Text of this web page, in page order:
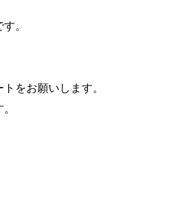
。
をお願いします。